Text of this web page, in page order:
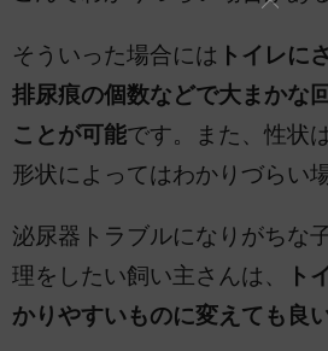
そういった場合には トイレに
排尿痕の個数などで大まかな
ことが可能です。また、性状
形状によってはわかりづらい
泌尿器トラブルになりがちな
理をしたい飼い主さんは、
ト
かりやすいものに変えても良